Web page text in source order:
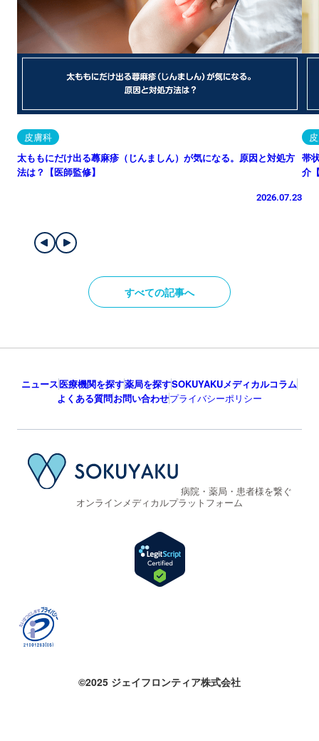
皮膚科
太ももにだけ出る蕁麻疹（じんましん）が気になる。原因と対処方
法は？【医師監修】
2026.07.23
帯
介
すべての記事へ
ニュース医療機関を探す薬局を探すSOKUYAKUメディカルコラム
よくある質問お問い合わせプライバシーポリシー
病院・薬局・患者様を繋ぐ
オンラインメディカルプラットフォーム
©2025 ジェイフロンティア株式会社